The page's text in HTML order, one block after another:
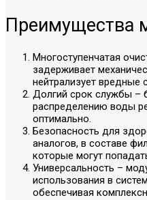
Преимущества
Многоступенчатая
задерживает
нейтрализует вредные
Долгий срок службы –
распределению воды
оптимально.
Безопасность для
аналогов, в составе
которые могут
Универсальность –
использования в
обеспечивая